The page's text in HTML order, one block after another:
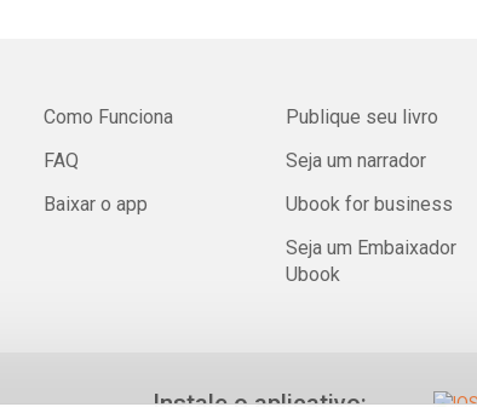
Como Funciona
FAQ
Baixar o app
Publique seu livro
Seja um narrador
Ubook for business
Seja um Embaixador
Ubook